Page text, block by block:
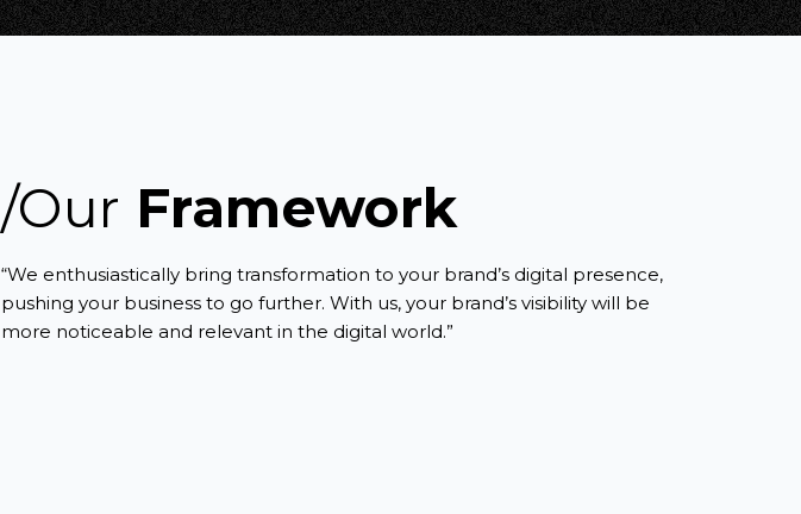
/Our Framework
“We enthusiastically bring transformation to your brand’s digital presence,
pushing your business to go further. With us, your brand’s visibility will be
more noticeable and relevant in the digital world.”